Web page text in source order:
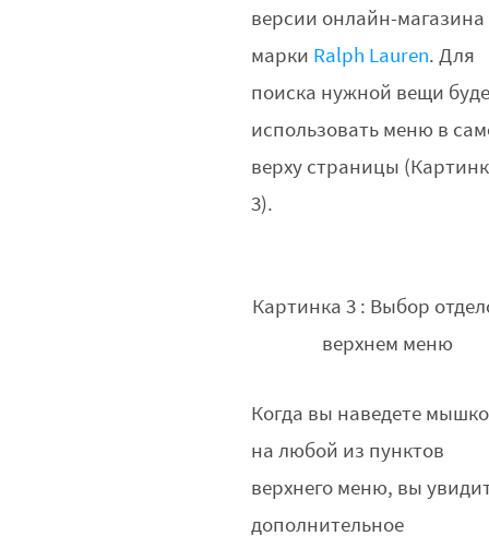
версии онлайн-магазина
марки Ralph Lauren. Для
поиска нужной вещи
использовать меню в
верху страницы
3).
Картинка 3 : Выбор
верхнем меню
Когда вы наведете
на любой из пунктов
верхнего меню, вы
дополнительное